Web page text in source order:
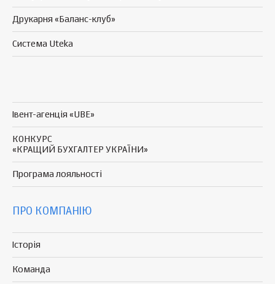
Друкарня «Баланс-клуб»
Система Uteka
Івент-агенція «UBE»
КОНКУРС
«КРАЩИЙ БУХГАЛТЕР УКРАЇНИ»
Програма лояльності
ПРО КОМПАНІЮ
Історія
Команда